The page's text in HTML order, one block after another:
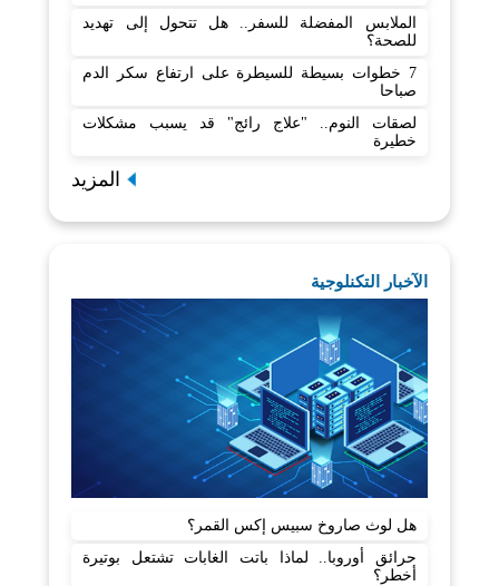
الملابس المفضلة للسفر.. هل تتحول إلى تهديد
للصحة؟
7 خطوات بسيطة للسيطرة على ارتفاع سكر الدم
صباحا
لصقات النوم.. "علاج رائج" قد يسبب مشكلات
خطيرة
المزيد
الآخبار التكنلوجية
هل لوث صاروخ سبيس إكس القمر؟
حرائق أوروبا.. لماذا باتت الغابات تشتعل بوتيرة
أخطر؟